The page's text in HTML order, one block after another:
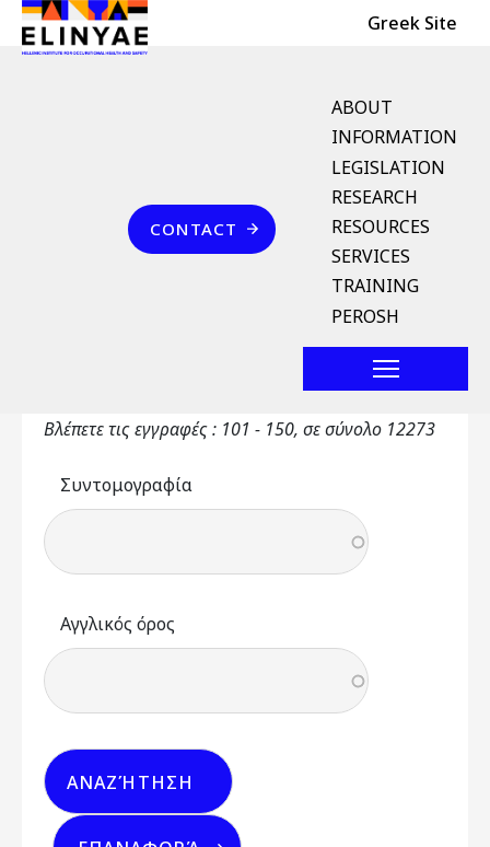
Skip to main content
Header Top Greek Site
English Menu
ABOUT
INFORMATION
LEGISLATION
RESEARCH
RESOURCES
SERVICES
TRAINING
PEROSH
Επικοινωνία
CONTACT
Breadcrumb
Αγγλοελληνικό Λεξικό
Βλέπετε τις εγγραφές : 101 - 150, σε σύνολο 12273
Συντομογραφία
Αγγλικός όρος